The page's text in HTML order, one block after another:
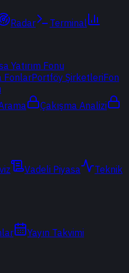
Radar
Terminal
Yatırım Fonu
FonlarPortföy ŞirketleriFon
Çakışma Analizi
Vadeli Piyasa
Teknik
Yayın Takvimi